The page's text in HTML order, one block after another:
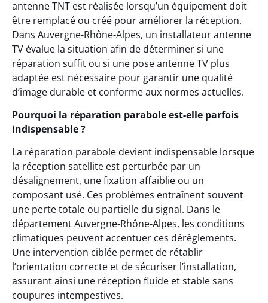
antenne TNT est réalisée lorsqu’un équipement doit
être remplacé ou créé pour améliorer la réception.
Dans Auvergne-Rhône-Alpes, un installateur antenne
TV évalue la situation afin de déterminer si une
réparation suffit ou si une pose antenne TV plus
adaptée est nécessaire pour garantir une qualité
d’image durable et conforme aux normes actuelles.
Pourquoi la réparation parabole est-elle parfois
indispensable ?
La réparation parabole devient indispensable lorsque
la réception satellite est perturbée par un
désalignement, une fixation affaiblie ou un
composant usé. Ces problèmes entraînent souvent
une perte totale ou partielle du signal. Dans le
département Auvergne-Rhône-Alpes, les conditions
climatiques peuvent accentuer ces dérèglements.
Une intervention ciblée permet de rétablir
l’orientation correcte et de sécuriser l’installation,
assurant ainsi une réception fluide et stable sans
coupures intempestives.